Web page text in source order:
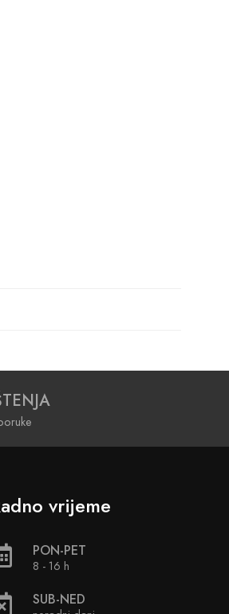
vrijeme
PON-PET
8 - 16 h
SUB-NED